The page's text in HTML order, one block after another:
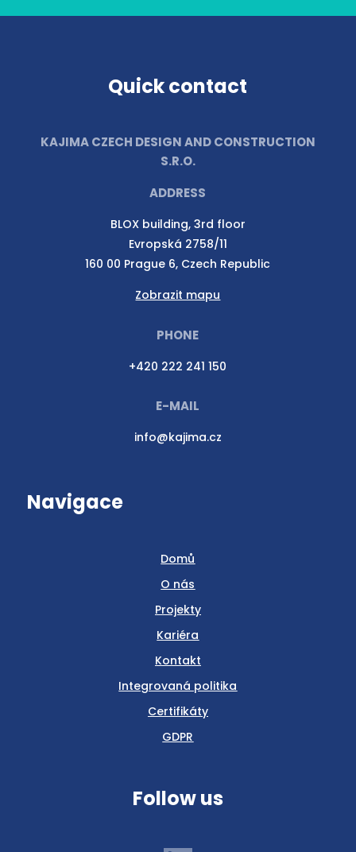
Quick contact
KAJIMA CZECH DESIGN AND CONSTRUCTION
S.R.O.
ADDRESS
BLOX building, 3rd floor
Evropská 2758/11
160 00 Prague 6, Czech Republic
Zobrazit mapu
PHONE
+420 222 241 150
E-MAIL
info@kajima.cz
Navigace
Domů
O nás
Projekty
Kariéra
Kontakt
Integrovaná politika
Certifikáty
GDPR
Follow us